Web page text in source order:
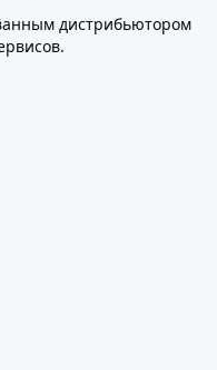
дистрибьютором